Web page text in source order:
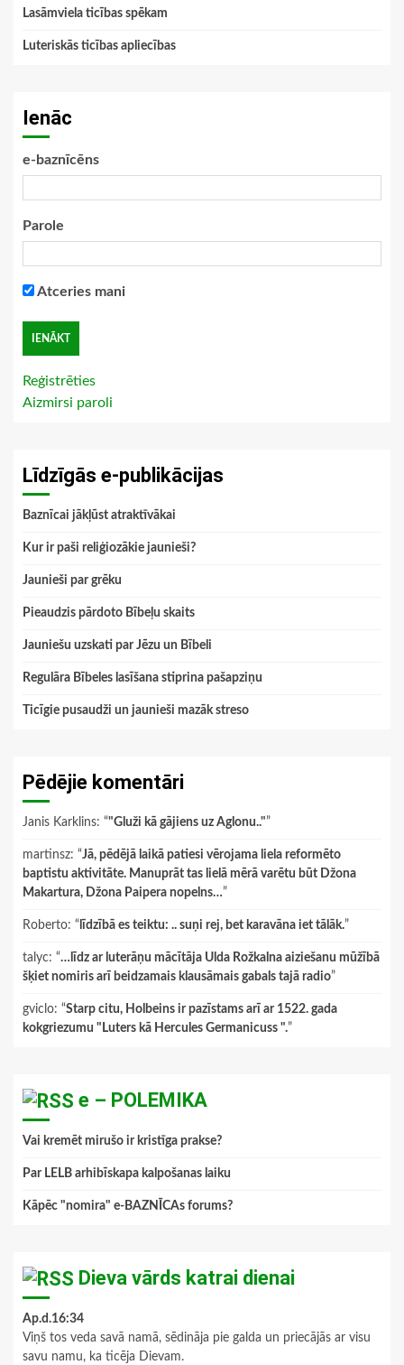
Lasāmviela ticības spēkam
Luteriskās ticības apliecības
Ienāc
e-baznīcēns
Parole
Atceries mani
Reģistrēties
Aizmirsi paroli
Līdzīgās e-publikācijas
Baznīcai jākļūst atraktīvākai
Kur ir paši reliģiozākie jaunieši?
Jaunieši par grēku
Pieaudzis pārdoto Bībeļu skaits
Jauniešu uzskati par Jēzu un Bībeli
Regulāra Bībeles lasīšana stiprina pašapziņu
Ticīgie pusaudži un jaunieši mazāk streso
Pēdējie komentāri
Janis Karklins: “"Gluži kā gājiens uz Aglonu.."”
martinsz: “Jā, pēdējā laikā patiesi vērojama liela reformēto
baptistu aktivitāte. Manuprāt tas lielā mērā varētu būt Džona
Makartura, Džona Paipera nopelns…”
Roberto: “ līdzībā es teiktu: .. suņi rej, bet karavāna iet tālāk.”
talyc: “…līdz ar luterāņu mācītāja Ulda Rožkalna aiziešanu mūžībā
šķiet nomiris arī beidzamais klausāmais gabals tajā radio”
gviclo: “Starp citu, Holbeins ir pazīstams arī ar 1522. gada
kokgriezumu "Luters kā Hercules Germanicuss ".”
e – POLEMIKA
Vai kremēt mirušo ir kristīga prakse?
Par LELB arhibīskapa kalpošanas laiku
Kāpēc "nomira" e-BAZNĪCAs forums?
Dieva vārds katrai dienai
Ap.d.16:34
Viņš tos veda savā namā, sēdināja pie galda un priecājās ar visu
savu namu, ka ticēja Dievam.